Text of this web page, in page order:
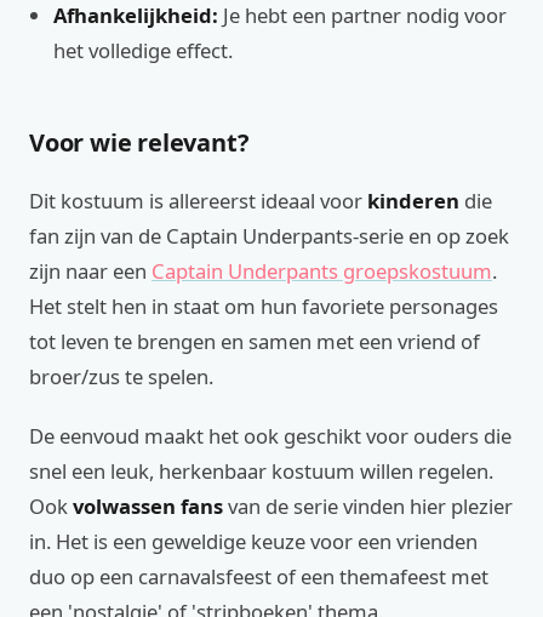
Afhankelijkheid: Je hebt een partner nodig voor
het volledige effect.
Voor wie relevant?
Dit kostuum is allereerst ideaal voor kinderen die
fan zijn van de Captain Underpants-serie en op zoek
zijn naar een Captain Underpants groepskostuum.
Het stelt hen in staat om hun favoriete personages
tot leven te brengen en samen met een vriend of
broer/zus te spelen.
De eenvoud maakt het ook geschikt voor ouders die
snel een leuk, herkenbaar kostuum willen regelen.
Ookvolwassen fansvan de serie vinden hier plezier
in. Het is een geweldige keuze voor een vrienden
duo op een carnavalsfeest of een themafeest met